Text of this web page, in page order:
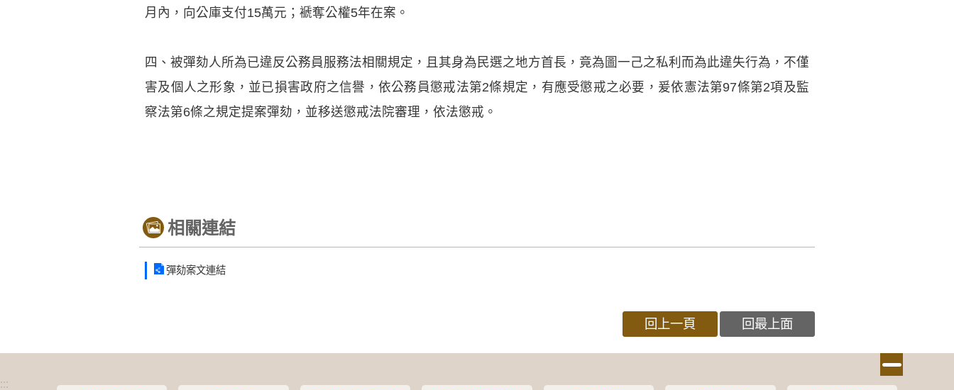
月內，向公庫支付15萬元；褫奪公權5年在案。
四、被彈劾人所為已違反公務員服務法相關規定，且其身為民選之地方首長，竟為圖一己之私利而為此違失行為，不僅
害及個人之形象，並已損害政府之信譽，依公務員懲戒法第2條規定，有應受懲戒之必要，爰依憲法第97條第2項及監
察法第6條之規定提案彈劾，並移送懲戒法院審理，依法懲戒。
相關連結
彈劾案文連結
回上一頁 回最上面
:::